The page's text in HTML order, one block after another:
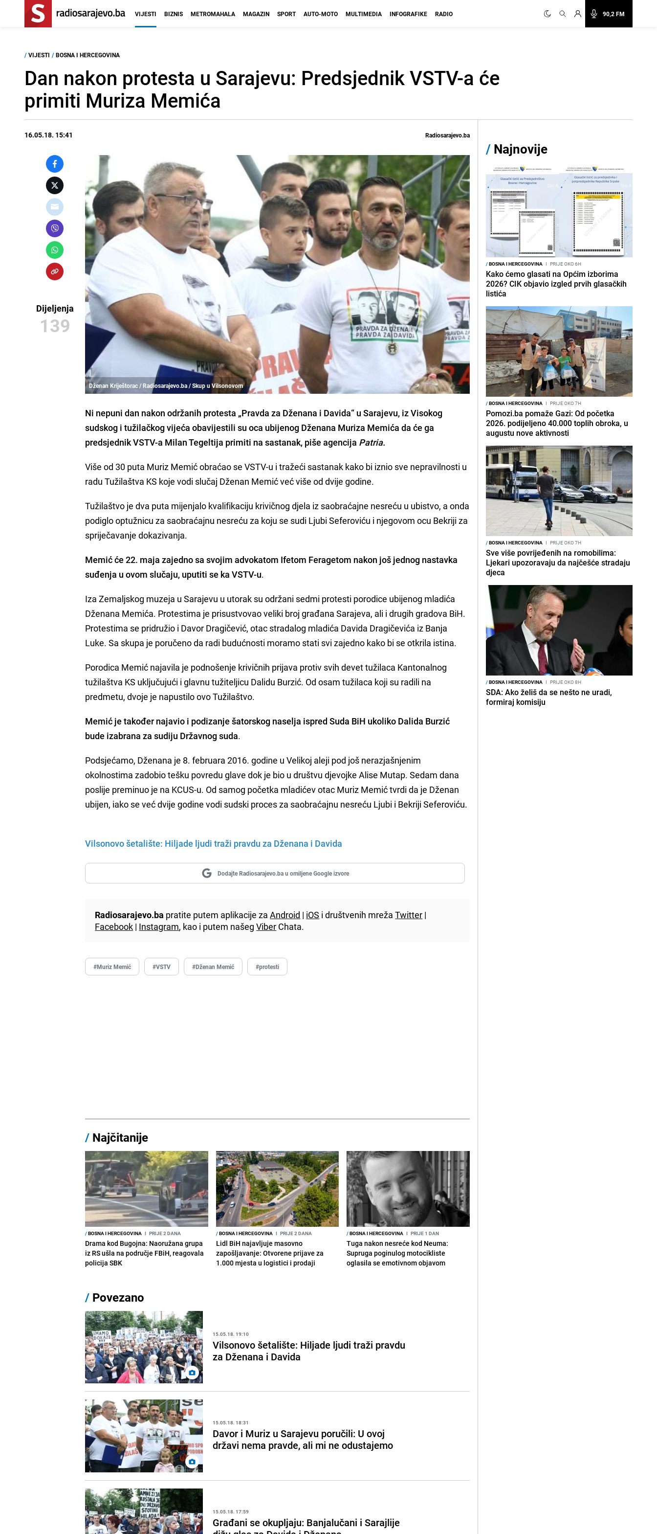
90,2 FM
VIJESTI BIZNIS METROMAHALA MAGAZIN SPORT AUTO-MOTO MULTIMEDIA INFOGRAFIKE RADIO
/ VIJESTI / BOSNA I HERCEGOVINA
Dan nakon protesta u Sarajevu: Predsjednik VSTV-a će
primiti Muriza Memića
16.05.18. 15:41 Radiosarajevo.ba
Dijeljenja
139
Dženan Kriještorac / Radiosarajevo.ba / Skup u Vilsonovom
Ni nepuni dan nakon održanih protesta „Pravda za Dženana i Davida“ u Sarajevu, iz Visokog
sudskog i tužilačkog vijeća obavijestili su oca ubijenog Dženana Muriza Memića da će ga
predsjednik VSTV-a Milan Tegeltija primiti na sastanak, piše agencija Patria.
Više od 30 puta Muriz Memić obraćao se VSTV-u i tražeći sastanak kako bi iznio sve nepravilnosti u
radu Tužilaštva KS koje vodi slučaj Dženan Memić već više od dvije godine.
Tužilaštvo je dva puta mijenjalo kvalifikaciju krivičnog djela iz saobraćajne nesreću u ubistvo, a onda
podiglo optužnicu za saobraćajnu nesreću za koju se sudi Ljubi Seferoviću i njegovom ocu Bekriji za
spriječavanje dokazivanja.
Memić će 22. maja zajedno sa svojim advokatom Ifetom Feragetom nakon još jednog nastavka
suđenja u ovom slučaju, uputiti se ka VSTV-u.
Iza Zemaljskog muzeja u Sarajevu u utorak su održani sedmi protesti porodice ubijenog mladića
Dženana Memića. Protestima je prisustvovao veliki broj građana Sarajeva, ali i drugih gradova BiH.
Protestima se pridružio i Davor Dragičević, otac stradalog mladića Davida Dragičevića iz Banja
Luke. Sa skupa je poručeno da radi budućnosti moramo stati svi zajedno kako bi se otkrila istina.
Porodica Memić najavila je podnošenje krivičnih prijava protiv svih devet tužilaca Kantonalnog
tužilaštva KS uključujući i glavnu tužiteljicu Dalidu Burzić. Od osam tužilaca koji su radili na
predmetu, dvoje je napustilo ovo Tužilaštvo.
Memić je također najavio i podizanje šatorskog naselja ispred Suda BiH ukoliko Dalida Burzić
bude izabrana za sudiju Državnog suda.
Podsjećamo, Dženana je 8. februara 2016. godine u Velikoj aleji pod još nerazjašnjenim
okolnostima zadobio tešku povredu glave dok je bio u društvu djevojke Alise Mutap. Sedam dana
poslije preminuo je na KCUS-u. Od samog početka mladićev otac Muriz Memić tvrdi da je Dženan
ubijen, iako se već dvije godine vodi sudski proces za saobraćajnu nesreću Ljubi i Bekriji Seferoviću.
Vilsonovo šetalište: Hiljade ljudi traži pravdu za Dženana i Davida
Dodajte Radiosarajevo.ba u omiljene Google izvore
Radiosarajevo.ba pratite putem aplikacije zaAndroid | iOS i društvenih mrežaTwitter |
Facebook | Instagram, kao i putem našegViber Chata.
#Muriz Memić #VSTV #Dženan Memić #protesti
/ Najčitanije
/BOSNA I HERCEGOVINA I PRIJE 2 DANA
Drama kod Bugojna: Naoružana grupa
iz RS ušla na područje FBiH, reagovala
policija SBK
/BOSNA I HERCEGOVINA I PRIJE 2 DANA
Lidl BiH najavljuje masovno
zapošljavanje: Otvorene prijave za
1.000 mjesta u logistici i prodaji
/BOSNA I HERCEGOVINA I PRIJE 1 DAN
Tuga nakon nesreće kod Neuma:
Supruga poginulog motocikliste
oglasila se emotivnom objavom
/ Povezano
15.05.18. 19:10
Vilsonovo šetalište: Hiljade ljudi traži pravdu
za Dženana i Davida
15.05.18. 18:31
Davor i Muriz u Sarajevu poručili: U ovoj
državi nema pravde, ali mi ne odustajemo
15.05.18. 17:59
Građani se okupljaju: Banjalučani i Sarajlije
/ Najnovije
/BOSNA I HERCEGOVINA I PRIJE OKO 6H
Kako ćemo glasati na Općim izborima
2026? CIK objavio izgled prvih glasačkih
listića
/BOSNA I HERCEGOVINA I PRIJE OKO 7H
Pomozi.ba pomaže Gazi: Od početka
2026. podijeljeno 40.000 toplih obroka, u
augustu nove aktivnosti
/BOSNA I HERCEGOVINA I PRIJE OKO 7H
Sve više povrijeđenih na romobilima:
Ljekari upozoravaju da najčešće stradaju
djeca
/BOSNA I HERCEGOVINA I PRIJE OKO 8H
SDA: Ako želiš da se nešto ne uradi,
formiraj komisiju